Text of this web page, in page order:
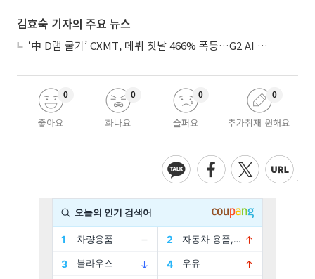
김효숙 기자의 주요 뉴스
‘中 D램 굴기’ CXMT, 데뷔 첫날 466% 폭등…G2 AI 패권 ‘쩐의 전쟁’
좋아요
0
화나요
0
슬퍼요
0
추가취재 원해요
0